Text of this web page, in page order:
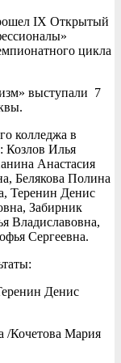
IX Открытый
цикла
выступали 7
колледжа в
Козлов Илья
Анастасия
Белякова Полина
Теренин Денис
Забирник
Владиславовна,
Сергеевна.
Денис
/Кочетова Мария